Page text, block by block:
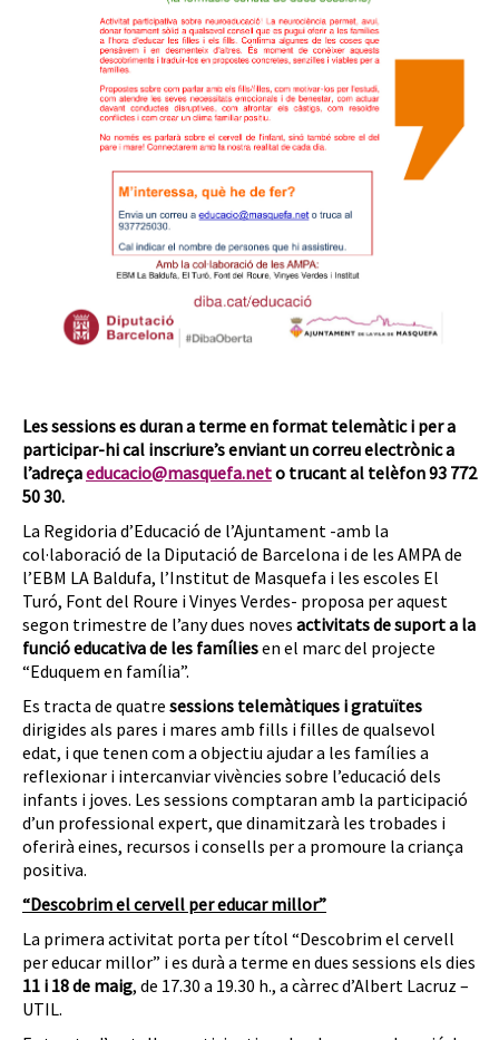
Les sessions es duran a terme en format telemàtic i per a
participar-hi cal inscriure’s enviant un correu electrònic a
l’adreçaeducacio@masquefa.neto trucant al telèfon 93 772
50 30.
La Regidoria d’Educació de l’Ajuntament -amb la
col·laboració de la Diputació de Barcelona i de les AMPA de
l’EBM LA Baldufa, l’Institut de Masquefa i les escoles El
Turó, Font del Roure i Vinyes Verdes- proposa per aquest
segon trimestre de l’any dues noves activitatsde suport a la
funció educativa de les famíliesen el marc del projecte
“Eduquem en família”.
Es tracta de quatre sessions telemàtiques i gratuïtes
dirigides als pares i mares amb fills i filles de qualsevol
edat, i que tenen com a objectiu ajudar a les famílies a
reflexionar i intercanviar vivències sobre l’educació dels
infants i joves. Les sessions comptaran amb la participació
d’un professional expert, que dinamitzarà les trobades i
oferirà eines, recursos i consells per a promoure la criança
positiva.
“Descobrim el cervell per educar millor”
La primera activitat porta per títol “Descobrim el cervell
per educar millor” i es durà a terme en dues sessions els dies
11 i 18 de maig, de 17.30 a 19.30 h., a càrrec d’Albert Lacruz –
UTIL.